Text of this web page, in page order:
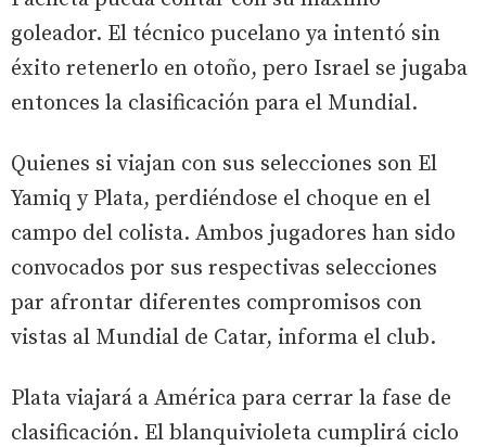
goleador. El técnico pucelano ya intentó sin
éxito retenerlo en otoño, pero Israel se jugaba
entonces la clasificación para el Mundial.
Quienes si viajan con sus selecciones son El
Yamiq y Plata, perdiéndose el choque en el
campo del colista. Ambos jugadores han sido
convocados por sus respectivas selecciones
par afrontar diferentes compromisos con
vistas al Mundial de Catar, informa el club.
Plata viajará a América para cerrar la fase de
clasificación. El blanquivioleta cumplirá ciclo